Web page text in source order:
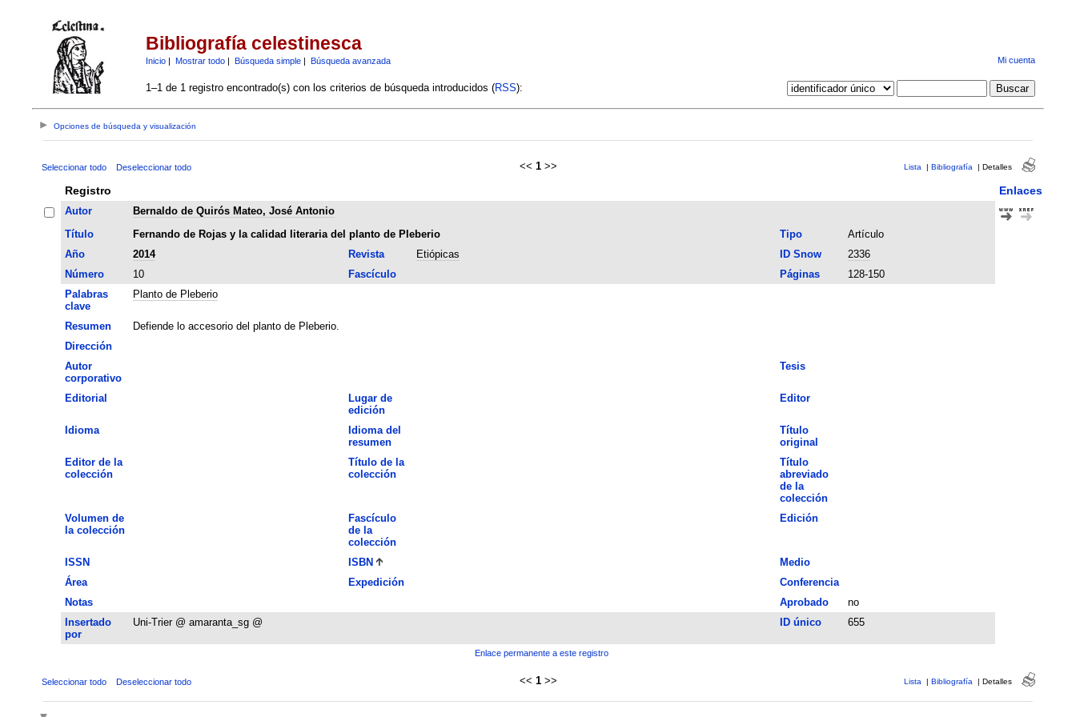
Bibliografía celestinesca
Inicio| Mostrar todo| Búsqueda simple| Búsqueda avanzada Mi cuenta
1–1 de 1 registro encontrado(s) con los criterios de búsqueda introducidos (RSS):
Opciones de búsqueda y visualización
Seleccionar todo Deseleccionar todo << 1 >> Lista | Bibliografía | Detalles
Registro Enlaces
Autor
Bernaldo de Quirós Mateo, José Antonio
Título
Fernando de Rojas y la calidad literaria del planto de Pleberio Tipo
Artículo
Año
2014 Revista Etiópicas ID Snow
2336
Número
10 Fascículo Páginas
128-150
Palabras
clave
Planto de Pleberio
Resumen
Defiende lo accesorio del planto de Pleberio.
Dirección
Autor
corporativo
Tesis
Editorial
Lugar de
edición
Editor
Idioma
Idioma del
resumen
Título
original
Editor de la
colección
Título de la
colección
Título
abreviado
de la
colección
Volumen de
la colección
Fascículo
de la
colección
Edición
ISSN ISBN
Medio
Área
Expedición
Conferencia
Notas
Aprobado
no
Insertado
por
Uni-Trier @ amaranta_sg @ ID único 655
Enlace permanente a este registro
Seleccionar todo Deseleccionar todo << 1 >> Lista | Bibliografía | Detalles